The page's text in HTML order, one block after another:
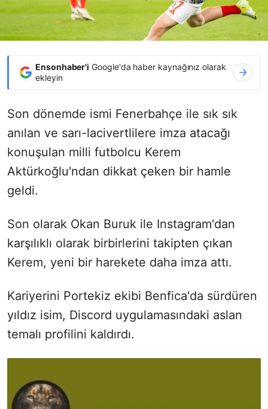
Ensonhaber'i Google'da haber kaynağınız olarak
ekleyin
Son dönemde ismi Fenerbahçe ile sık sık
anılan ve sarı-lacivertlilere imza atacağı
konuşulan milli futbolcu Kerem
Aktürkoğlu'ndan dikkat çeken bir hamle
geldi.
Son olarak Okan Buruk ile Instagram'dan
karşılıklı olarak birbirlerini takipten çıkan
Kerem, yeni bir harekete daha imza attı.
Kariyerini Portekiz ekibi Benfica'da sürdüren
yıldız isim, Discord uygulamasındaki aslan
temalı profilini kaldırdı.